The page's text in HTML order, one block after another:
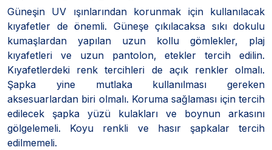
Güneşin UV ışınlarından korunmak için kullanılacak
kıyafetler de önemli. Güneşe çıkılacaksa sıkı dokulu
kumaşlardan yapılan uzun kollu gömlekler, plaj
kıyafetleri ve uzun pantolon, etekler tercih edilin.
Kıyafetlerdeki renk tercihleri de açık renkler olmalı.
Şapka yine mutlaka kullanılması gereken
aksesuarlardan biri olmalı. Koruma sağlaması için tercih
edilecek şapka yüzü kulakları ve boynun arkasını
gölgelemeli. Koyu renkli ve hasır şapkalar tercih
edilmemeli.